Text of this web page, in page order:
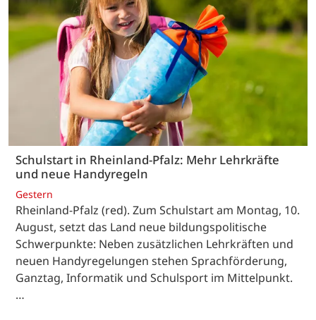
Schulstart in Rheinland-Pfalz: Mehr Lehrkräfte
und neue Handyregeln
Gestern
Rheinland-Pfalz (red). Zum Schulstart am Montag, 10.
August, setzt das Land neue bildungspolitische
Schwerpunkte: Neben zusätzlichen Lehrkräften und
neuen Handyregelungen stehen Sprachförderung,
Ganztag, Informatik und Schulsport im Mittelpunkt.
…